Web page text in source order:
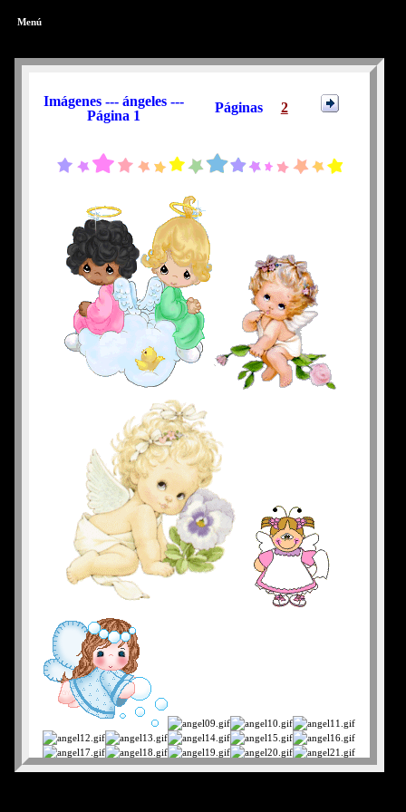
Menú
Imágenes --- ángeles ---
Página 1
Páginas 2